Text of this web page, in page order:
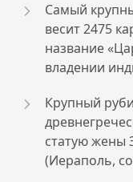
Самый
весит 2475
название
владении
Крупный
статую жены
(Иераполь,